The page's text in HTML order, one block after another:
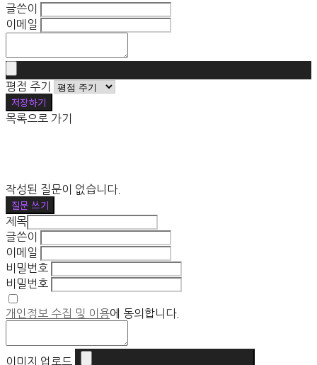
글쓴이
이메일
평점 주기
저장하기
목록으로 가기
작성된 질문이 없습니다.
질문 쓰기
제목
글쓴이
이메일
비밀번호
비밀번호
개인정보 수집 및 이용에 동의합니다.
이미지 업로드